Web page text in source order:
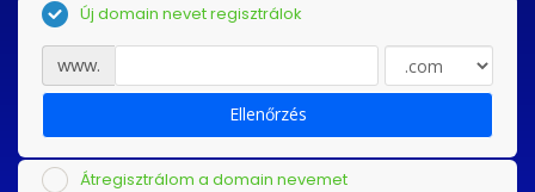
Új domain nevet regisztrálok
www.
Ellenőrzés
Átregisztrálom a domain nevemet